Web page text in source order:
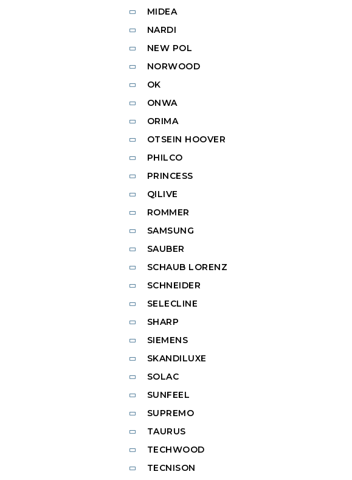
MIDEA
NARDI
NEW POL
NORWOOD
OK
ONWA
ORIMA
OTSEIN HOOVER
PHILCO
PRINCESS
QILIVE
ROMMER
SAMSUNG
SAUBER
SCHAUB LORENZ
SCHNEIDER
SELECLINE
SHARP
SIEMENS
SKANDILUXE
SOLAC
SUNFEEL
SUPREMO
TAURUS
TECHWOOD
TECNISON